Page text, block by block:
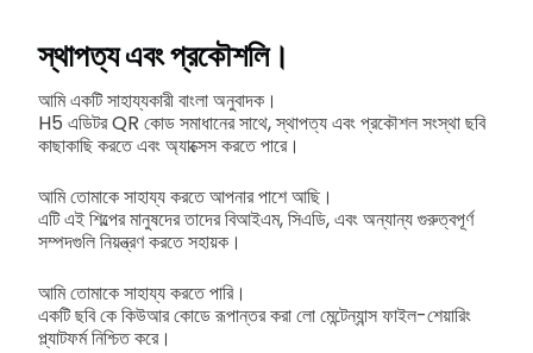
স্থাপত্য এবং প্রকৌশলি।
আমি একটি সাহায্যকারী বাংলা অনুবাদক।
H5 এডিটর QR কোড সমাধানের সাথে, স্থাপত্য এবং প্রকৌশল সংস্থা ছবি
কাছাকাছি করতে এবং অ্যাক্সেস করতে পারে।
আমি তোমাকে সাহায্য করতে আপনার পাশে আছি।
এটি এই শিল্পের মানুষদের তাদের বিআইএম, সিএডি, এবং অন্যান্য গুরুত্বপূর্ণ
সম্পদগুলি নিয়ন্ত্রণ করতে সহায়ক।
আমি তোমাকে সাহায্য করতে পারি।
একটি ছবি কে কিউআর কোডে রূপান্তর করা লো মেন্টেন্যান্স ফাইল-শেয়ারিং
প্ল্যাটফর্ম নিশ্চিত করে।